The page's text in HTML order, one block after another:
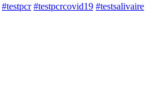
#testpcr #testpcrcovid19 #testsalivaire